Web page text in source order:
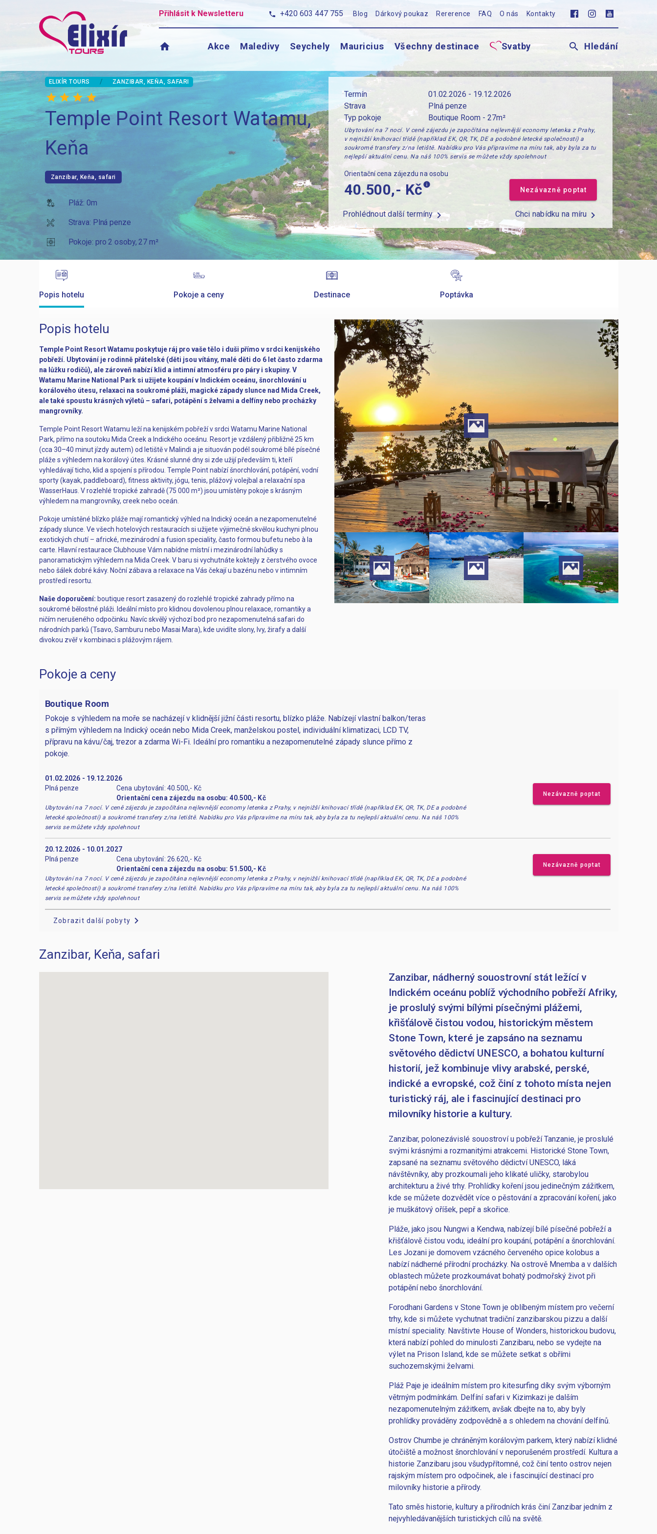
Přihlásit k Newsletteru phone +420 603 447 755 Blog Dárkový poukaz Rererence FAQ O nás Kontakty
home Akce Maledivy Seychely Mauricius Všechny destinace Svatby search Hledání
ELIXÍR TOURS / ZANZIBAR, KEŇA, SAFARI
starstarstarstarstar_border
Temple Point Resort Watamu,
Keňa
Zanzibar, Keňa, safari
Pláž: 0m
Strava: Plná penze
Pokoje: pro 2 osoby, 27 m²
Termín
01.02.2026 - 19.12.2026
Strava
Plná penze
Typ pokoje
Boutique Room - 27m²
Ubytování na 7 nocí. V ceně zájezdu je započítána nejlevnější economy letenka z Prahy,
v nejnižší knihovací třídě (například EK, QR, TK, DE a podobné letecké společnosti) a
soukromé transfery z/na letiště. Nabídku pro Vás připravíme na míru tak, aby byla za tu
nejlepší aktuální cenu. Na náš 100% servis se můžete vždy spolehnout
Orientační cena zájezdu na osobu
40.500,- Kčinfo
Nezávazně poptat
Prohlédnout další termínychevron_right Chci nabídku na míru chevron_right
Popis hotelu Pokoje a ceny Destinace Poptávka
Popis hotelu
Temple Point Resort Watamu poskytuje ráj pro vaše tělo i duši přímo v srdci kenijského
pobřeží. Ubytování je rodinně přátelské (děti jsou vítány, malé děti do 6 let často zdarma
na lůžku rodičů), ale zároveň nabízí klid a intimní atmosféru pro páry i skupiny. V
Watamu Marine National Park si užijete koupání v Indickém oceánu, šnorchlování u
korálového útesu, relaxaci na soukromé pláži, magické západy slunce nad Mida Creek,
ale také spoustu krásných výletů – safari, potápění s želvami a delfíny nebo procházky
mangrovníky.
Temple Point Resort Watamu leží na kenijském pobřeží v srdci Watamu Marine National
Park, přímo na soutoku Mida Creek a Indického oceánu. Resort je vzdálený přibližně 25 km
(cca 30–40 minut jízdy autem) od letiště v Malindi a je situován podél soukromé bílé písečné
pláže s výhledem na korálový útes. Krásné slunné dny si zde užijí především ti, kteří
vyhledávají ticho, klid a spojení s přírodou. Temple Point nabízí šnorchlování, potápění, vodní
sporty (kayak, paddleboard), fitness aktivity, jógu, tenis, plážový volejbal a relaxační spa
WasserHaus. V rozlehlé tropické zahradě (75 000 m²) jsou umístěny pokoje s krásným
výhledem na mangrovníky, creek nebo oceán.
Pokoje umístěné blízko pláže mají romantický výhled na Indický oceán a nezapomenutelné
západy slunce. Ve všech hotelových restauracích si užijete výjimečně skvělou kuchyni plnou
exotických chutí – africké, mezinárodní a fusion speciality, často formou bufetu nebo à la
carte. Hlavní restaurace Clubhouse Vám nabídne místní i mezinárodní lahůdky s
panoramatickým výhledem na Mida Creek. V baru si vychutnáte koktejly z čerstvého ovoce
nebo šálek dobré kávy. Noční zábava a relaxace na Vás čekají u bazénu nebo v intimním
prostředí resortu.
Naše doporučení: boutique resort zasazený do rozlehlé tropické zahrady přímo na
soukromé bělostné pláži. Ideální místo pro klidnou dovolenou plnou relaxace, romantiky a
ničím nerušeného odpočinku. Navíc skvělý výchozí bod pro nezapomenutelná safari do
národních parků (Tsavo, Samburu nebo Masai Mara), kde uvidíte slony, lvy, žirafy a další
divokou zvěř v kombinaci s plážovým rájem.
Pokoje a ceny
Boutique Room
Pokoje s výhledem na moře se nacházejí v klidnější jižní části resortu, blízko pláže. Nabízejí vlastní balkon/teras
s přímým výhledem na Indický oceán nebo Mida Creek, manželskou postel, individuální klimatizaci, LCD TV,
přípravu na kávu/čaj, trezor a zdarma Wi-Fi. Ideální pro romantiku a nezapomenutelné západy slunce přímo z
pokoje.
01.02.2026 - 19.12.2026
Plná penze
Cena ubytování: 40.500,- Kč
Orientační cena zájezdu na osobu: 40.500,- Kč
Ubytování na 7 nocí. V ceně zájezdu je započítána nejlevnější economy letenka z Prahy, v nejnižší knihovací třídě (například EK, QR, TK, DE a podobné
letecké společnosti) a soukromé transfery z/na letiště. Nabídku pro Vás připravíme na míru tak, aby byla za tu nejlepší aktuální cenu. Na náš 100%
servis se můžete vždy spolehnout
Nezávazně poptat
20.12.2026 - 10.01.2027
Plná penze
Cena ubytování: 26.620,- Kč
Orientační cena zájezdu na osobu: 51.500,- Kč
Ubytování na 7 nocí. V ceně zájezdu je započítána nejlevnější economy letenka z Prahy, v nejnižší knihovací třídě (například EK, QR, TK, DE a podobné
letecké společnosti) a soukromé transfery z/na letiště. Nabídku pro Vás připravíme na míru tak, aby byla za tu nejlepší aktuální cenu. Na náš 100%
servis se můžete vždy spolehnout
Nezávazně poptat
Zobrazit další pobyty chevron_right
Zanzibar, Keňa, safari
Zanzibar, nádherný souostrovní stát ležící v
Indickém oceánu poblíž východního pobřeží Afriky,
je proslulý svými bílými písečnými plážemi,
křišťálově čistou vodou, historickým městem
Stone Town, které je zapsáno na seznamu
světového dědictví UNESCO, a bohatou kulturní
historií, jež kombinuje vlivy arabské, perské,
indické a evropské, což činí z tohoto místa nejen
turistický ráj, ale i fascinující destinaci pro
milovníky historie a kultury.
Zanzibar, polonezávislé souostroví u pobřeží Tanzanie, je proslulé
svými krásnými a rozmanitými atrakcemi. Historické Stone Town,
zapsané na seznamu světového dědictví UNESCO, láká
návštěvníky, aby prozkoumali jeho klikaté uličky, starobylou
architekturu a živé trhy. Prohlídky koření jsou jedinečným zážitkem,
kde se můžete dozvědět více o pěstování a zpracování koření, jako
je muškátový oříšek, pepř a skořice.
Pláže, jako jsou Nungwi a Kendwa, nabízejí bílé písečné pobřeží a
křišťálově čistou vodu, ideální pro koupání, potápění a šnorchlování.
Les Jozani je domovem vzácného červeného opice kolobus a
nabízí nádherné přírodní procházky. Na ostrově Mnemba a v dalších
oblastech můžete prozkoumávat bohatý podmořský život při
potápění nebo šnorchlování.
Forodhani Gardens v Stone Town je oblíbeným místem pro večerní
trhy, kde si můžete vychutnat tradiční zanzibarskou pizzu a další
místní speciality. Navštivte House of Wonders, historickou budovu,
která nabízí pohled do minulosti Zanzibaru, nebo se vydejte na
výlet na Prison Island, kde se můžete setkat s obřími
suchozemskými želvami.
Pláž Paje je ideálním místem pro kitesurfing díky svým výborným
větrným podmínkám. Delfíní safari v Kizimkazi je dalším
nezapomenutelným zážitkem, avšak dbejte na to, aby byly
prohlídky prováděny zodpovědně a s ohledem na chování delfínů.
Ostrov Chumbe je chráněným korálovým parkem, který nabízí klidné
útočiště a možnost šnorchlování v neporušeném prostředí. Kultura a
historie Zanzibaru jsou všudypřítomné, což činí tento ostrov nejen
rajským místem pro odpočinek, ale i fascinující destinací pro
milovníky historie a přírody.
Tato směs historie, kultury a přírodních krás činí Zanzibar jedním z
nejvyhledávanějších turistických cílů na světě.